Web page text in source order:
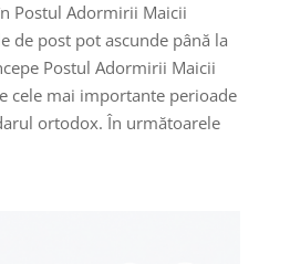
Postul Adormirii Maicii
de post pot ascunde până la
Postul Adormirii Maicii
cele mai importante perioade
ortodox. În următoarele